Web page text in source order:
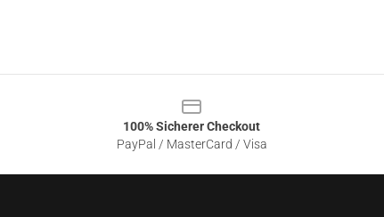
100% Sicherer Checkout
PayPal / MasterCard / Visa